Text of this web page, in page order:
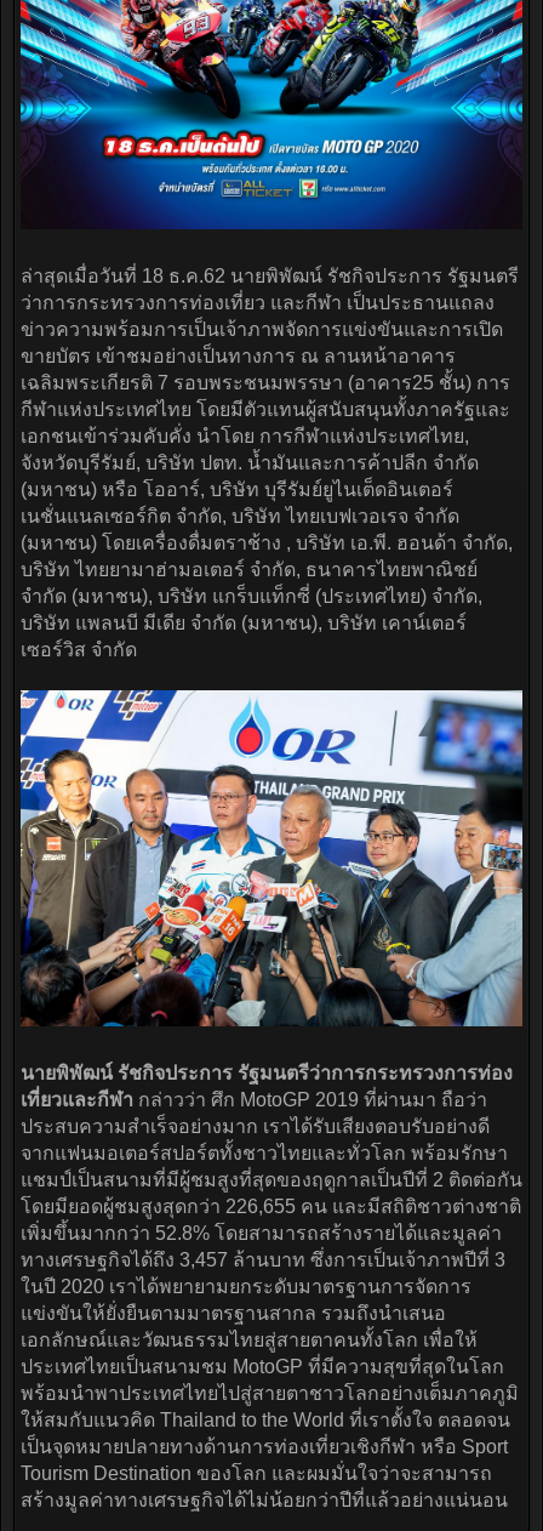
ล่าสุดเมื่อวันที่ 18 ธ.ค.62 นายพิพัฒน์ รัชกิจประการ รัฐมนตรี
ว่าการกระทรวงการท่องเที่ยว และกีฬา เป็นประธานแถลง
ข่าวความพร้อมการเป็นเจ้าภาพจัดการแข่งขันและการเปิด
ขายบัตร เข้าชมอย่างเป็นทางการ ณ ลานหน้าอาคาร
เฉลิมพระเกียรติ 7 รอบพระชนมพรรษา (อาคาร25 ชั้น) การ
กีฬาแห่งประเทศไทย โดยมีตัวแทนผู้สนับสนุนทั้งภาครัฐและ
เอกชนเข้าร่วมคับคั่ง นำโดย การกีฬาแห่งประเทศไทย,
จังหวัดบุรีรัมย์, บริษัท ปตท. น้ำมันและการค้าปลีก จำกัด
(มหาชน) หรือ โออาร์, บริษัท บุรีรัมย์ยูไนเต็ดอินเตอร์
เนชั่นแนลเซอร์กิต จำกัด, บริษัท ไทยเบฟเวอเรจ จำกัด
(มหาชน) โดยเครื่องดื่มตราช้าง , บริษัท เอ.พี. ฮอนด้า จำกัด,
บริษัท ไทยยามาฮ่ามอเตอร์ จำกัด, ธนาคารไทยพาณิชย์
จำกัด (มหาชน), บริษัท แกร็บแท็กซี่ (ประเทศไทย) จำกัด,
บริษัท แพลนบี มีเดีย จำกัด (มหาชน), บริษัท เคาน์เตอร์
เซอร์วิส จำกัด
นายพิพัฒน์ รัชกิจประการ รัฐมนตรีว่าการกระทรวงการท่อง
เที่ยวและกีฬา กล่าวว่า ศึก MotoGP 2019 ที่ผ่านมา ถือว่า
ประสบความสำเร็จอย่างมาก เราได้รับเสียงตอบรับอย่างดี
จากแฟนมอเตอร์สปอร์ตทั้งชาวไทยและทั่วโลก พร้อมรักษา
แชมป์เป็นสนามที่มีผู้ชมสูงที่สุดของฤดูกาลเป็นปีที่ 2 ติดต่อกัน
โดยมียอดผู้ชมสูงสุดกว่า 226,655 คน และมีสถิติชาวต่างชาติ
เพิ่มขึ้นมากกว่า 52.8% โดยสามารถสร้างรายได้และมูลค่า
ทางเศรษฐกิจได้ถึง 3,457 ล้านบาท ซึ่งการเป็นเจ้าภาพปีที่ 3
ในปี 2020 เราได้พยายามยกระดับมาตรฐานการจัดการ
แข่งขันให้ยั่งยืนตามมาตรฐานสากล รวมถึงนำเสนอ
เอกลักษณ์และวัฒนธรรมไทยสู่สายตาคนทั้งโลก เพื่อให้
ประเทศไทยเป็นสนามชม MotoGP ที่มีความสุขที่สุดในโลก
พร้อมนำพาประเทศไทยไปสู่สายตาชาวโลกอย่างเต็มภาคภูมิ
ให้สมกับแนวคิด Thailand to the World ที่เราตั้งใจ ตลอดจน
เป็นจุดหมายปลายทางด้านการท่องเที่ยวเชิงกีฬา หรือ Sport
Tourism Destination ของโลก และผมมั่นใจว่าจะสามารถ
สร้างมูลค่าทางเศรษฐกิจได้ไม่น้อยกว่าปีที่แล้วอย่างแน่นอน